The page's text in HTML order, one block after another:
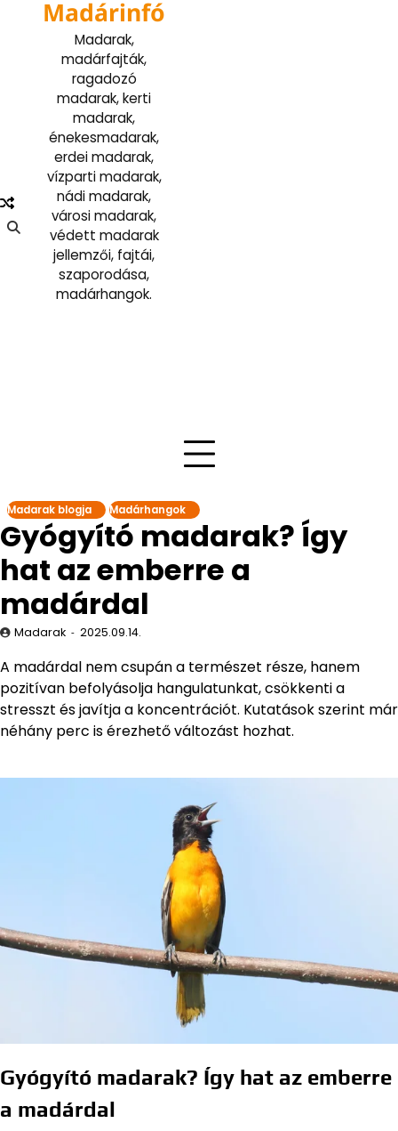
Madárinfó
Madarak,
madárfajták,
ragadozó
madarak, kerti
madarak,
énekesmadarak,
erdei madarak,
vízparti madarak,
nádi madarak,
városi madarak,
védett madarak
jellemzői, fajtái,
szaporodása,
madárhangok.
Madarak blogja Madárhangok
Gyógyító madarak? Így
hat az emberre a
madárdal
Madarak 2025.09.14.
A madárdal nem csupán a természet része, hanem
pozitívan befolyásolja hangulatunkat, csökkenti a
stresszt és javítja a koncentrációt. Kutatások szerint már
néhány perc is érezhető változást hozhat.
Gyógyító madarak? Így hat az emberre
a madárdal